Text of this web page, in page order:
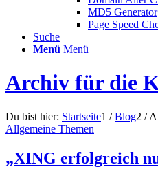
MD5 Generator
Page Speed
Suche
Menü Menü
Archiv für die
Du bist hier: Startseite1 / Blog2 /
Allgemeine Themen
„XING erfolgreich